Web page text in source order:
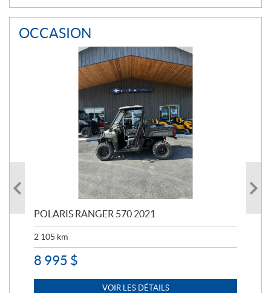
OCCASION
POLARIS RANGER 570 2021
2 105 km
8 995 $
VOIR LES DÉTAILS